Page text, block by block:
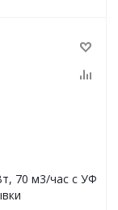
70 м3/час с УФ